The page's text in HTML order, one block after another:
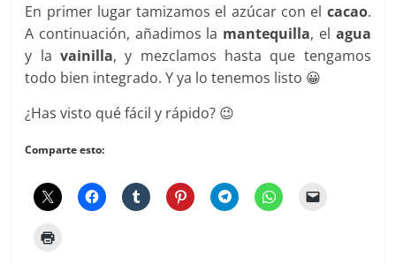
En primer lugar tamizamos el azúcar con el cacao.
A continuación, añadimos la mantequilla, el agua
y lavainilla, y mezclamos hasta que tengamos
todo bien integrado. Y ya lo tenemos listo 😀
¿Has visto qué fácil y rápido? 😉
Comparte esto: